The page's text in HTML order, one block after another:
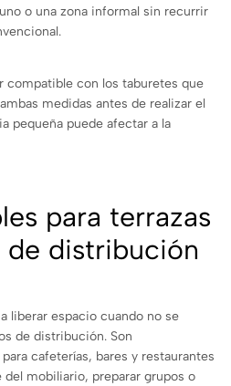
o una zona informal sin recurrir
compatible con los taburetes que
medidas antes de realizar el
pequeña puede afectar a la
para terrazas
de distribución
liberar espacio cuando no se
de distribución. Son
cafeterías, bares y restaurantes
mobiliario, preparar grupos o